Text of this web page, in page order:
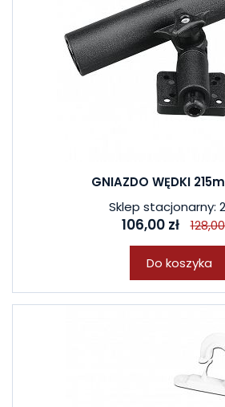
GNIAZDO WĘDKI
Sklep stacjonarny:
106,00 zł
Do koszyka